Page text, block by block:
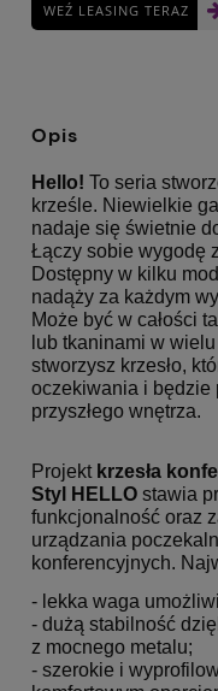
WEŹ LEASING TERAZ
Opis
Hello! To seria
krześle. Niewielkie
nadaje się świetnie
Łączy sobie wygodę
Dostępny w kilku
nadąży za każdym
Może być w całości
lub tkaninami w
stworzysz krzesło,
oczekiwania i będzie
przyszłego wnętrza.
Projekt krzesła
Styl HELLO stawia
funkcjonalność oraz
urządzania
konferencyjnych.
- lekka waga
- dużą stabilność
z mocnego metalu;
- szerokie i